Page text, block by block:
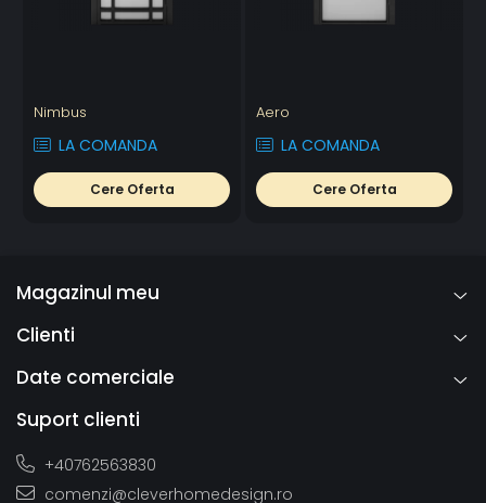
Nimbus
LA COMANDA
Cere Oferta
Aero
LA COMANDA
Cere Oferta
Magazinul meu
Clienti
Date comerciale
Suport clienti
+40762563830
comenzi@cleverhomedesign.ro